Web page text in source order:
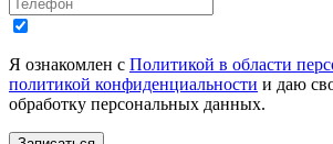
Я ознакомлен с Политикой в области
политикой конфиденциальности и даю
обработку персональных данных.